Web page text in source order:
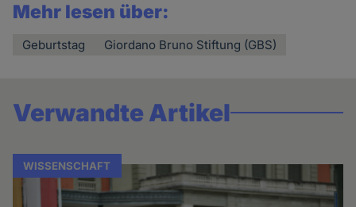
Mehr lesen über:
Geburtstag Giordano Bruno Stiftung (GBS)
Verwandte Artikel
WISSENSCHAFT